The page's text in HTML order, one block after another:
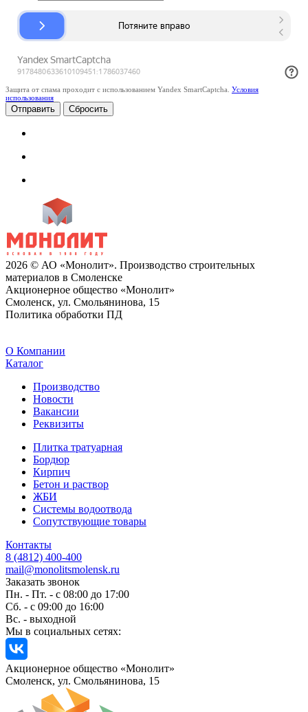
Защита от спама проходит с использованием Yandex SmartCaptcha. Условия
использования
Сбросить
2026 © АО «Монолит». Производство строительных
материалов в Смоленске
Акционерное общество «Монолит»
Смоленск, ул. Смольянинова, 15
Политика обработки ПД
O Компании
Каталог
Производство
Новости
Вакансии
Реквизиты
Плитка тратуарная
Бордюр
Кирпич
Бетон и раствор
ЖБИ
Системы водоотвода
Сопутствующие товары
Контакты
8 (4812) 400-400
mail@monolitsmolensk.ru
Заказать звонок
Пн. - Пт. - с 08:00 до 17:00
Сб. - с 09:00 до 16:00
Вс. - выходной
Мы в социальных сетях:
Акционерное общество «Монолит»
Смоленск, ул. Смольянинова, 15